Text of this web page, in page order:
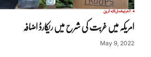
انٹرنیشنلتازہ ترین
امریکہ میں غربت کی شرح میں ریکارڈ اضافہ
May 9, 2022